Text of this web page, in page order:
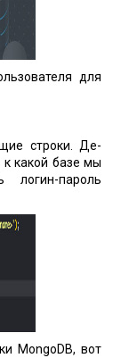
для
строки. Де-
какой базе мы
логин-пароль
MongoDB, вот